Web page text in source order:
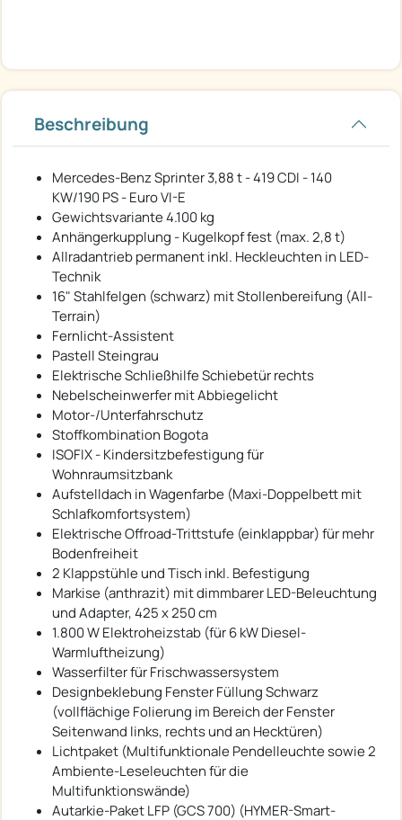
Beschreibung
Mercedes-Benz Sprinter 3,88 t - 419 CDI - 140
KW/190 PS - Euro VI-E
Gewichtsvariante 4.100 kg
Anhängerkupplung - Kugelkopf fest (max. 2,8 t)
Allradantrieb permanent inkl. Heckleuchten in LED-
Technik
16" Stahlfelgen (schwarz) mit Stollenbereifung (All-
Terrain)
Fernlicht-Assistent
Pastell Steingrau
Elektrische Schließhilfe Schiebetür rechts
Nebelscheinwerfer mit Abbiegelicht
Motor-/Unterfahrschutz
Stoffkombination Bogota
ISOFIX - Kindersitzbefestigung für
Wohnraumsitzbank
Aufstelldach in Wagenfarbe (Maxi-Doppelbett mit
Schlafkomfortsystem)
Elektrische Offroad-Trittstufe (einklappbar) für mehr
Bodenfreiheit
2 Klappstühle und Tisch inkl. Befestigung
Markise (anthrazit) mit dimmbarer LED-Beleuchtung
und Adapter, 425 x 250 cm
1.800 W Elektroheizstab (für 6 kW Diesel-
Warmluftheizung)
Wasserfilter für Frischwassersystem
Designbeklebung Fenster Füllung Schwarz
(vollflächige Folierung im Bereich der Fenster
Seitenwand links, rechts und an Hecktüren)
Lichtpaket (Multifunktionale Pendelleuchte sowie 2
Ambiente-Leseleuchten für die
Multifunktionswände)
Autarkie-Paket LFP (GCS 700) (HYMER-Smart-